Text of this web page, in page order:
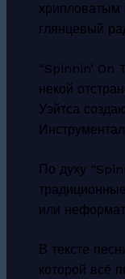
хрипловатым
глянцевый
“Spinnin’ On
некой
Уэйтса
По духу
или
В тексте
которой всё